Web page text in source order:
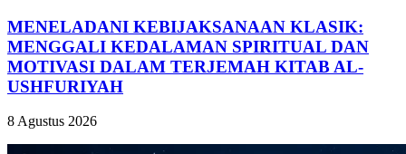
MENELADANI KEBIJAKSANAAN KLASIK:
MENGGALI KEDALAMAN SPIRITUAL DAN
MOTIVASI DALAM TERJEMAH KITAB AL-
USHFURIYAH
8 Agustus 2026